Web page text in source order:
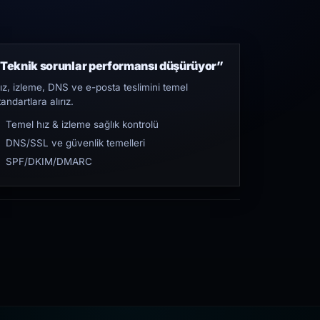
sorunlar performansı düşürüyor”
izleme, DNS ve e-posta teslimini temel
alırız.
Temel hız & izleme sağlık kontrolü
DNS/SSL ve güvenlik temelleri
SPF/DKIM/DMARC